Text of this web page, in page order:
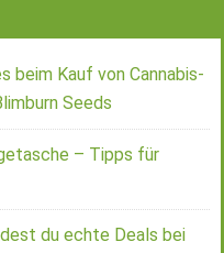
beim Kauf von Cannabis-
Seeds
– Tipps für
du echte Deals bei